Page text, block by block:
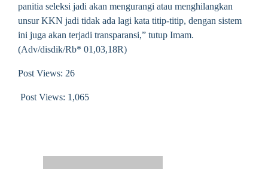
panitia seleksi jadi akan mengurangi atau menghilangkan
unsur KKN jadi tidak ada lagi kata titip-titip, dengan sistem
ini juga akan terjadi transparansi,” tutup Imam.
(Adv/disdik/Rb* 01,03,18R)
Post Views: 26
Post Views: 1,065